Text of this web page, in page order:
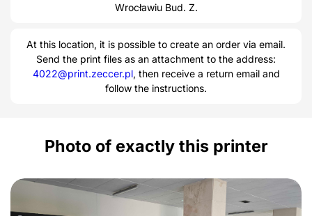
Wrocławiu Bud. Z.
At this location, it is possible to create an order via email.
Send the print files as an attachment to the address:
4022@print.zeccer.pl, then receive a return email and
follow the instructions.
Photo of exactly this printer